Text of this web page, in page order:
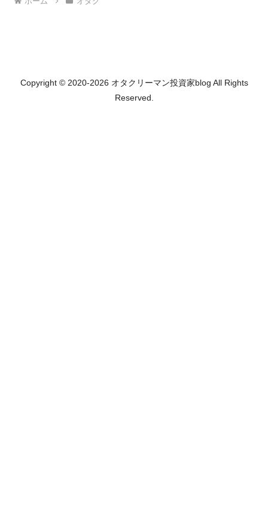
Copyright © 2020-2026 オタクリーマン投資家blog All Rights
Reserved.